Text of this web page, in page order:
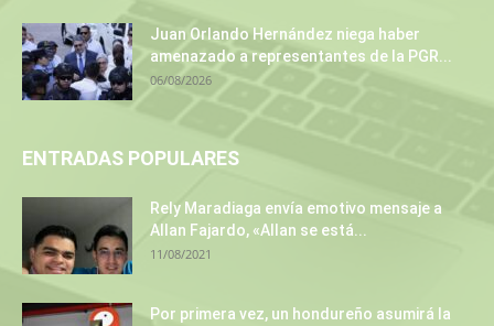
Juan Orlando Hernández niega haber
amenazado a representantes de la PGR...
06/08/2026
ENTRADAS POPULARES
Rely Maradiaga envía emotivo mensaje a
Allan Fajardo, «Allan se está...
11/08/2021
Por primera vez, un hondureño asumirá la